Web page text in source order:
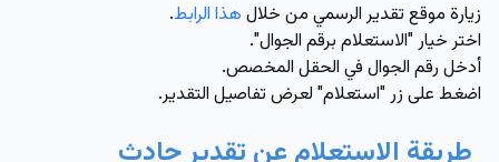
زيارة موقع تقدير الرسمي من خلال هذا الرابط.
اختر خيار "الاستعلام برقم الجوال".
أدخل رقم الجوال في الحقل المخصص.
اضغط على زر "استعلام" لعرض تفاصيل التقدير.
طريقة الاستعلام عن تقدير حادث